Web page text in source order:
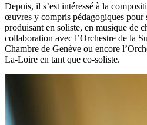
Depuis, il s’est intéressé à la
œuvres y compris pédagogiques pour
produisant en soliste, en musique de
collaboration avec l’Orchestre de la
Chambre de Genève ou encore
La-Loire en tant que co-soliste.